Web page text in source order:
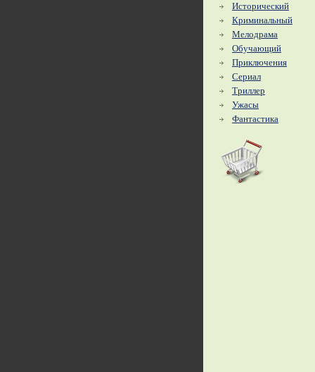
Исторический
Криминальный
Мелодрама
Обучающий
Приключения
Сериал
Триллер
Ужасы
Фантастика